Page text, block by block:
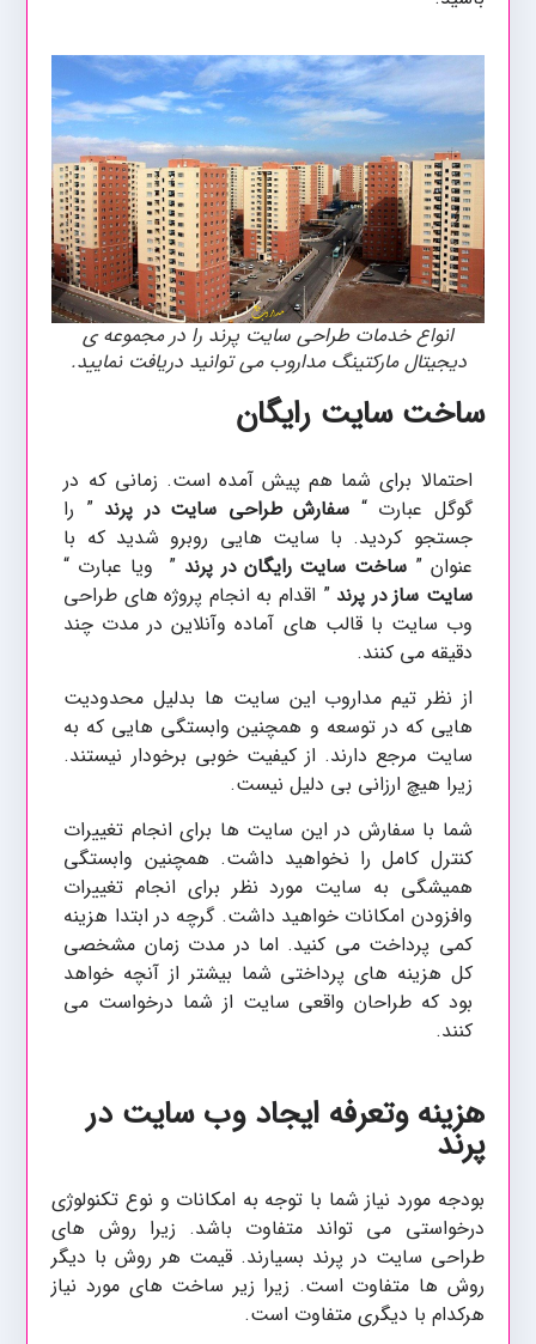
انواع خدمات طراحی سایت پرند را در مجموعه ی
دیجیتال مارکتینگ مداروب می توانید دریافت نمایید.
ساخت سایت رایگان
احتمالا برای شما هم پیش آمده است. زمانی که در
گوگل عبارت “ سفارش طراحی سایت در پرند ” را
جستجو کردید. با سایت هایی روبرو شدید که با
عنوان ” ساخت سایت رایگاندر پرند ” ویا عبارت “
سایت ساز در پرند ” اقدام به انجام پروژه های طراحی
وب سایت با قالب های آماده وآنلاین در مدت چند
دقیقه می کنند.
از نظر تیم مداروب این سایت ها بدلیل محدودیت
هایی که در توسعه و همچنین وابستگی هایی که به
سایت مرجع دارند. از کیفیت خوبی برخودار نیستند.
زیرا هیچ ارزانی بی دلیل نیست.
شما با سفارش در این سایت ها برای انجام تغییرات
کنترل کامل را نخواهید داشت. همچنین وابستگی
همیشگی به سایت مورد نظر برای انجام تغییرات
وافزودن امکانات خواهید داشت. گرچه در ابتدا هزینه
کمی پرداخت می کنید. اما در مدت زمان مشخصی
کل هزینه های پرداختی شما بیشتر از آنچه خواهد
بود که طراحان واقعی سایت از شما درخواست می
کنند.
هزینه وتعرفه ایجاد وب سایت در
پرند
بودجه مورد نیاز شما با توجه به امکانات و نوع تکنولوژی
درخواستی می تواند متفاوت باشد. زیرا روش های
طراحی سایت در پرند بسیارند. قیمت هر روش با دیگر
روش ها متفاوت است. زیرا زیر ساخت های مورد نیاز
هرکدام با دیگری متفاوت است.